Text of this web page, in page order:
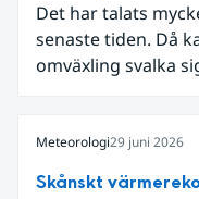
Det har talats
senaste tiden. Då
omväxling svalka
Meteorologi29 juni 2026
Skånskt